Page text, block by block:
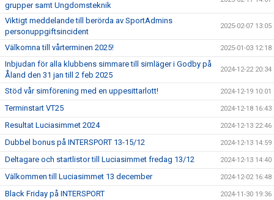
grupper samt Ungdomsteknik
Viktigt meddelande till berörda av SportAdmins
personuppgiftsincident
2025-02-07 13:05
Välkomna till vårterminen 2025! 2025-01-03 12:18
Inbjudan för alla klubbens simmare till simläger i Godby på
Åland den 31 jan till 2 feb 2025
2024-12-22 20:34
Stöd vår simförening med en uppesittarlott! 2024-12-19 10:01
Terminstart VT25 2024-12-18 16:43
Resultat Luciasimmet 2024 2024-12-13 22:46
Dubbel bonus på INTERSPORT 13-15/12 2024-12-13 14:59
Deltagare och startlistor till Luciasimmet fredag 13/12 2024-12-13 14:40
Välkommen till Luciasimmet 13 december 2024-12-02 16:48
Black Friday på INTERSPORT 2024-11-30 19:36